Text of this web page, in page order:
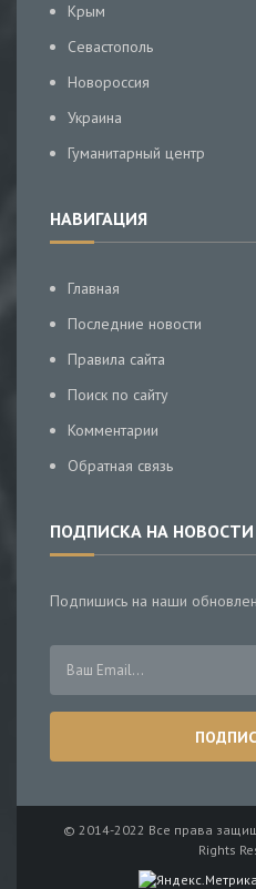
Крым
Севастополь
Новороссия
Украина
Гуманитарный центр
НАВИГАЦИЯ
Главная
Последние новости
Правила сайта
Поиск по сайту
Комментарии
Обратная связь
ПОДПИСКА НА НОВОСТИ
Подпишись на наши
© 2014-2022 Все права
Rights